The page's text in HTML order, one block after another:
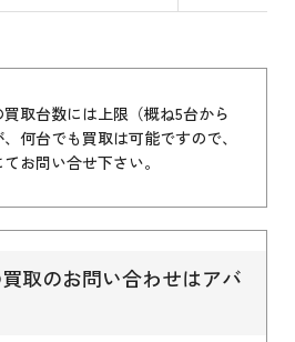
取台数には上限（概ね5台から
何台でも買取は可能ですので、
お問い合せ下さい。
取のお問い合わせはアバ